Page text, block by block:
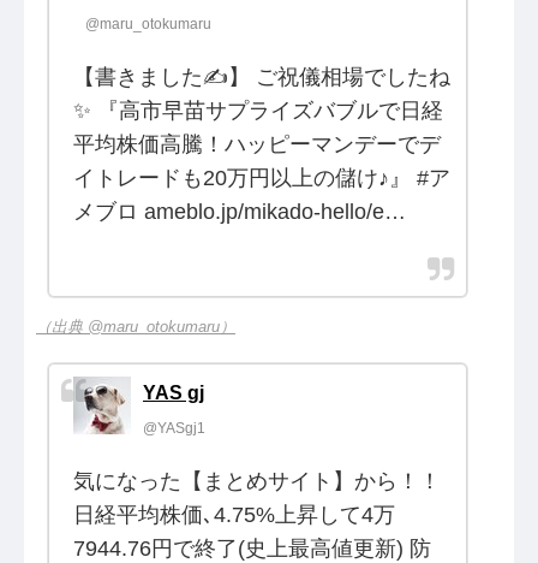
@maru_otokumaru
【書きました✍️】 ご祝儀相場でしたね
✨ 『高市早苗サプライズバブルで日経
平均株価高騰！ハッピーマンデーでデ
イトレードも20万円以上の儲け♪』 #ア
メブロ ameblo.jp/mikado-hello/e…
（出典 @maru_otokumaru）
YAS gj
@YASgj1
気になった【まとめサイト】から！！
日経平均株価､4.75%上昇して4万
7944.76円で終了(史上最高値更新) 防